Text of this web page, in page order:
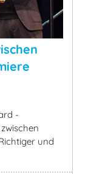
-
und